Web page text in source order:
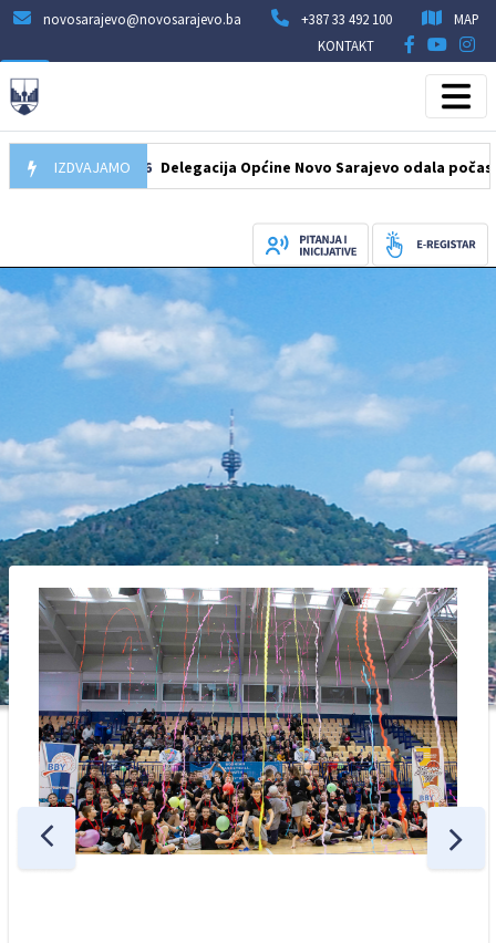
novosarajevo@novosarajevo.ba +387 33 492 100
MAP
KONTAKT
IZDVAJAMO
07.08.2026 Delegacija Općine Novo Sarajevo odala počast